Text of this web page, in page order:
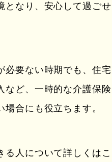
となり、安心して過ごせ
必要ない時期でも、住宅
など、一時的な介護保険
合にも役立ちます。
る人について詳しくはこ